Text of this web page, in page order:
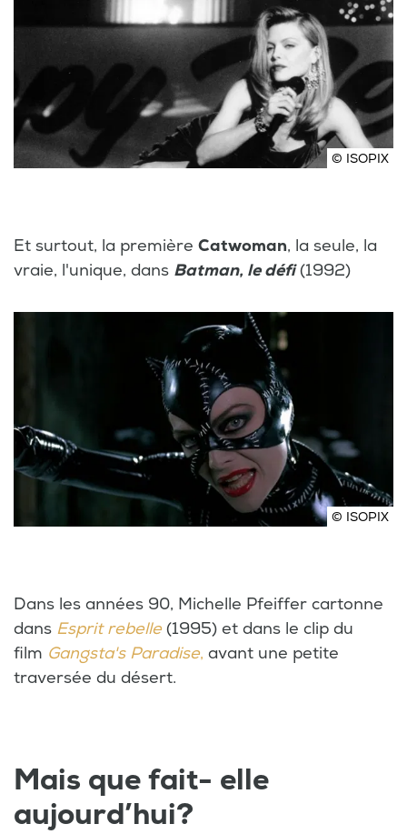
© ISOPIX
Et surtout, la première Catwoman, la seule, la
vraie, l'unique, dans Batman, le défi(1992)
© ISOPIX
Dans les années 90, Michelle Pfeiffer cartonne
dans Esprit rebelle(1995) et dans le clip du
film Gangsta's Paradise, avant une petite
traversée du désert.
Mais que fait- elle
aujourd’hui?